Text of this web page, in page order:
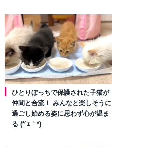
ひとりぼっちで保護された子猫が
仲間と合流！ みんなと楽しそうに
過ごし始める姿に思わず心が温ま
る (*´ｪ｀*)